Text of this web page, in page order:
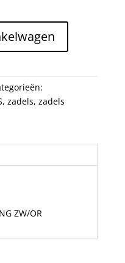
, zadels, zadels
ZW/OR